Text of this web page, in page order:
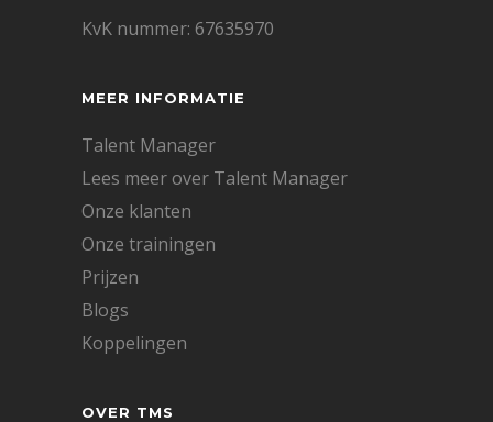
KvK nummer: 67635970
MEER INFORMATIE
Talent Manager
Lees meer over Talent Manager
Onze klanten
Onze trainingen
Prijzen
Blogs
Koppelingen
OVER TMS